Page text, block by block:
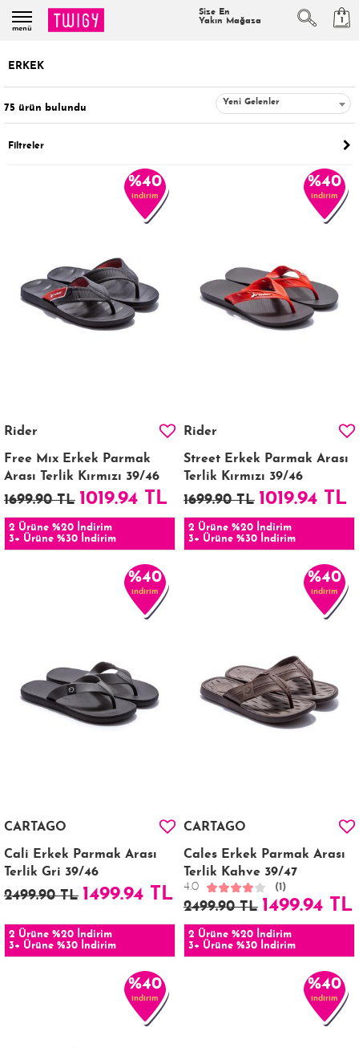
menü
Size En
Yakın Mağaza
1
ERKEK
75 ürün bulundu
Yeni Gelenler
Filtreler
%40
indirim
Rider
Free Mıx Erkek Parmak
Arası Terlik Kırmızı 39/46
1699.90 TL 1019.94 TL
2 Ürüne %20 İndirim
3+ Ürüne %30 İndirim
%40
indirim
Rider
Street Erkek Parmak Arası
Terlik Kırmızı 39/46
1699.90 TL 1019.94 TL
2 Ürüne %20 İndirim
3+ Ürüne %30 İndirim
%40
indirim
CARTAGO
Cali Erkek Parmak Arası
Terlik Gri 39/46
2499.90 TL 1499.94 TL
2 Ürüne %20 İndirim
3+ Ürüne %30 İndirim
%40
indirim
CARTAGO
Cales Erkek Parmak Arası
Terlik Kahve 39/47
4.0 (1)
2499.90 TL 1499.94 TL
2 Ürüne %20 İndirim
3+ Ürüne %30 İndirim
%40
indirim
%40
indirim